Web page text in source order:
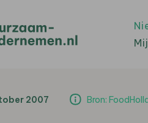
2007 Bron: